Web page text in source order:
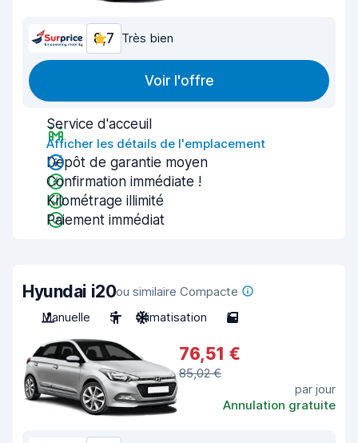
8,7 Très bien
Voir l'offre
Service d'acceuil
Afficher les détails de l'emplacement
Dépôt de garantie moyen
Confirmation immédiate !
Kilométrage illimité
Paiement immédiat
Hyundai i20ou similaire Compacte
Manuelle
5 Climatisation 5
76,51 €
85,02 €
par jour
Annulation gratuite